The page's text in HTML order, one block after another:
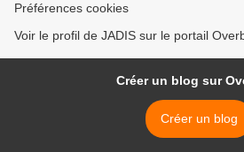
Préférences cookies
Voir le profil de JADIS sur le portail
Créer un blog sur
Créer un blog